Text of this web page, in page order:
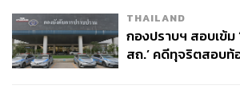
THAILAND
กองปราบฯ สอบเข้
สถ.’ คดีทุจริตสอบท้